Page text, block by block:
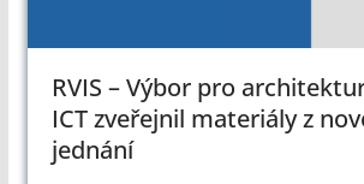
RVIS – Výbor pro
ICT zveřejnil materiály z
jednání